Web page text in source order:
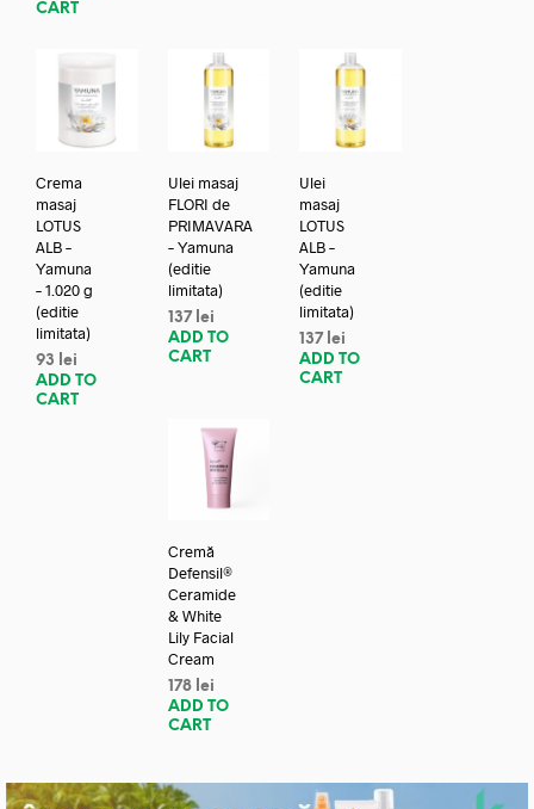
CART
Crema
masaj
LOTUS
ALB –
Yamuna
– 1.020 g
(editie
limitata)
93
lei
ADD TO
CART
Ulei masaj
FLORI de
PRIMAVARA
– Yamuna
(editie
limitata)
137 lei
ADD TO
CART
Ulei
masaj
LOTUS
ALB –
Yamuna
(editie
limitata)
137 lei
ADD TO
CART
Cremă
Defensil®
Ceramide
& White
Lily Facial
Cream
178 lei
ADD TO
CART